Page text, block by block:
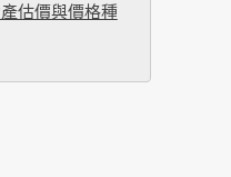
估價與價格種